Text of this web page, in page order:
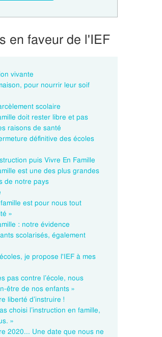
en faveur de l'IEF
vivante
pour nourrir leur soif
scolaire
doit rester libre et pas
raisons de santé
définitive des écoles
puis Vivre En Famille
est une des plus grandes
de notre pays
est pour nous tout
»
: notre évidence
scolarisés, également
je propose l'IEF à mes
pas contre l’école, nous
être de nos enfants »
liberté d’instruire !
choisi l’instruction en famille,
»
2020... Une date que nous ne